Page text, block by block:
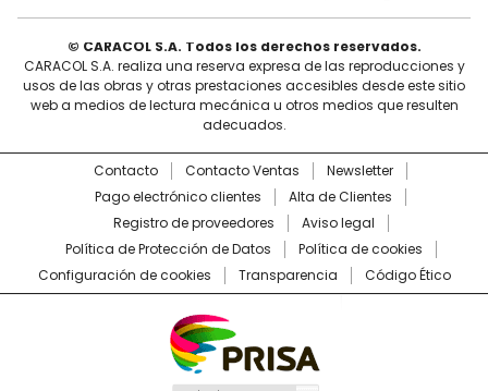
© CARACOL S.A. Todos los derechos reservados.
CARACOL S.A. realiza una reserva expresa de las reproducciones y
usos de las obras y otras prestaciones accesibles desde este sitio
web a medios de lectura mecánica u otros medios que resulten
adecuados.
Contacto Contacto Ventas
Newsletter
Pago electrónico clientes
Alta de Clientes
Registro de proveedores
Aviso legal
Política de Protección de Datos
Política de cookies
Configuración de cookies
Transparencia Código Ético